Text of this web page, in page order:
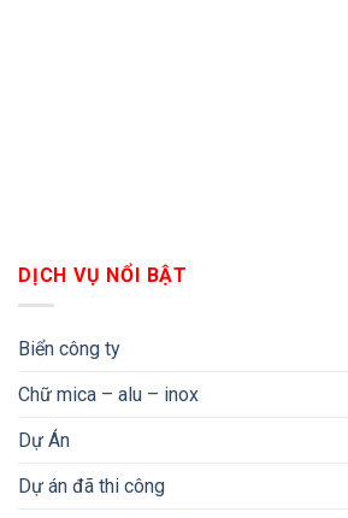
DỊCH VỤ NỔI BẬT
Biển công ty
Chữ mica – alu – inox
Dự Án
Dự án đã thi công